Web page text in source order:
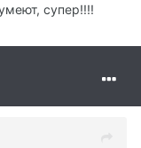
супер!!!!